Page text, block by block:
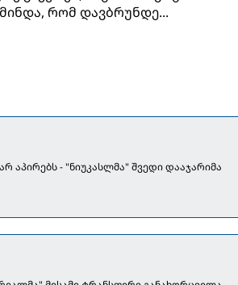
რომ დავბრუნდე...
აპირებს - "ნიუკასლმა" შვედი დააჯარიმა